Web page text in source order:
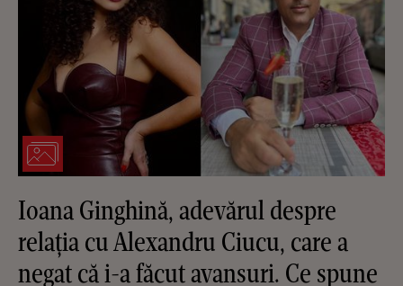
Ioana Ginghină, adevărul despre
relația cu Alexandru Ciucu, care a
negat că i-a făcut avansuri. Ce spune